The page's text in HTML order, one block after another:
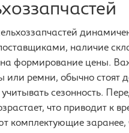
наличие
формирование цены.
или ремни, обычно стоят
учитывать сезонность.
что приводит к
комплектующие заранее,